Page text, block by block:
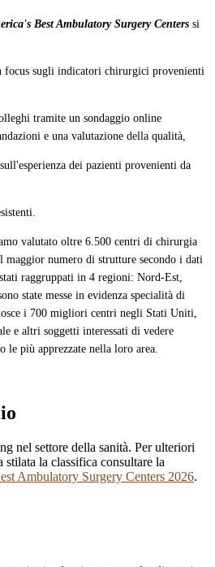
Best Ambulatory Surgery Centers si
focus sugli indicatori chirurgici provenienti
tramite un sondaggio online
e una valutazione della qualità,
dei pazienti provenienti da
valutato oltre 6.500 centri di chirurgia
maggior numero di strutture secondo i dati
raggruppati in 4 regioni: Nord-Est,
state messe in evidenza specialità di
i 700 migliori centri negli Stati Uniti,
e altri soggetti interessati di vedere
le più apprezzate nella loro area.
nel settore della sanità. Per ulteriori
la classifica consultare la
Ambulatory Surgery Centers 2026.